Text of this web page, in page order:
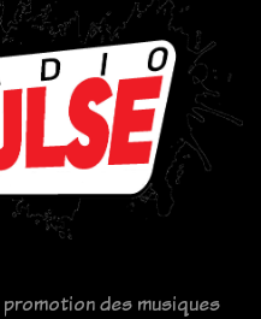
des musiques